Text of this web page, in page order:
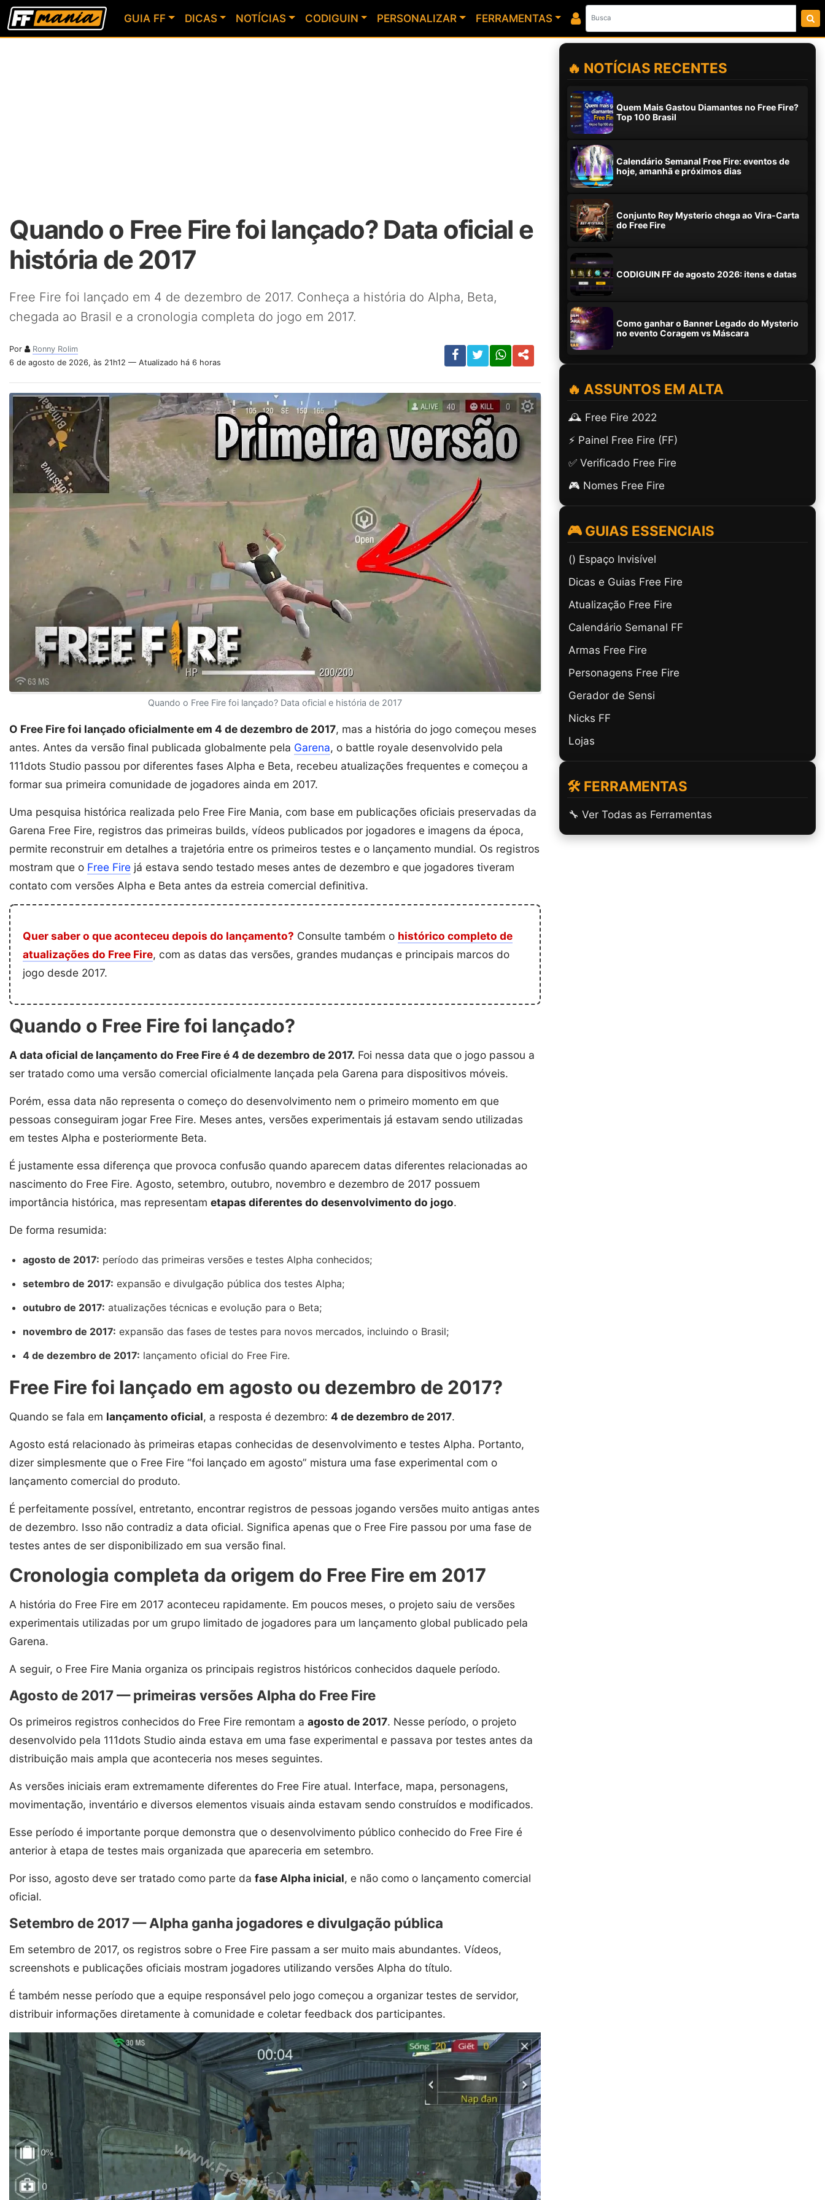
GUIA FF DICAS NOTÍCIAS CODIGUIN PERSONALIZAR FERRAMENTAS
Quando o Free Fire foi lançado? Data oficial e
história de 2017
Free Fire foi lançado em 4 de dezembro de 2017. Conheça a história do Alpha, Beta,
chegada ao Brasil e a cronologia completa do jogo em 2017.
Por
Ronny Rolim
6 de agosto de 2026, às 21h12 — Atualizado há 6 horas
Quando o Free Fire foi lançado? Data oficial e história de 2017
O Free Fire foi lançado oficialmente em 4 de dezembro de 2017, mas a história do jogo começou meses
antes. Antes da versão final publicada globalmente pela Garena, o battle royale desenvolvido pela
111dots Studio passou por diferentes fases Alpha e Beta, recebeu atualizações frequentes e começou a
formar sua primeira comunidade de jogadores ainda em 2017.
Uma pesquisa histórica realizada pelo Free Fire Mania, com base em publicações oficiais preservadas da
Garena Free Fire, registros das primeiras builds, vídeos publicados por jogadores e imagens da época,
permite reconstruir em detalhes a trajetória entre os primeiros testes e o lançamento mundial. Os registros
mostram que o Free Fire já estava sendo testado meses antes de dezembro e que jogadores tiveram
contato com versões Alpha e Beta antes da estreia comercial definitiva.
Quer saber o que aconteceu depois do lançamento? Consulte também o histórico completo de
atualizações do Free Fire, com as datas das versões, grandes mudanças e principais marcos do
jogo desde 2017.
Quando o Free Fire foi lançado?
A data oficial de lançamento do Free Fire é 4 de dezembro de 2017. Foi nessa data que o jogo passou a
ser tratado como uma versão comercial oficialmente lançada pela Garena para dispositivos móveis.
Porém, essa data não representa o começo do desenvolvimento nem o primeiro momento em que
pessoas conseguiram jogar Free Fire. Meses antes, versões experimentais já estavam sendo utilizadas
em testes Alpha e posteriormente Beta.
É justamente essa diferença que provoca confusão quando aparecem datas diferentes relacionadas ao
nascimento do Free Fire. Agosto, setembro, outubro, novembro e dezembro de 2017 possuem
importância histórica, mas representam etapas diferentes do desenvolvimento do jogo.
De forma resumida:
agosto de 2017: período das primeiras versões e testes Alpha conhecidos;
setembro de 2017: expansão e divulgação pública dos testes Alpha;
outubro de 2017: atualizações técnicas e evolução para o Beta;
novembro de 2017: expansão das fases de testes para novos mercados, incluindo o Brasil;
4 de dezembro de 2017: lançamento oficial do Free Fire.
Free Fire foi lançado em agosto ou dezembro de 2017?
Quando se fala em lançamento oficial, a resposta é dezembro: 4 de dezembro de 2017.
Agosto está relacionado às primeiras etapas conhecidas de desenvolvimento e testes Alpha. Portanto,
dizer simplesmente que o Free Fire “foi lançado em agosto” mistura uma fase experimental com o
lançamento comercial do produto.
É perfeitamente possível, entretanto, encontrar registros de pessoas jogando versões muito antigas antes
de dezembro. Isso não contradiz a data oficial. Significa apenas que o Free Fire passou por uma fase de
testes antes de ser disponibilizado em sua versão final.
Cronologia completa da origem do Free Fire em 2017
A história do Free Fire em 2017 aconteceu rapidamente. Em poucos meses, o projeto saiu de versões
experimentais utilizadas por um grupo limitado de jogadores para um lançamento global publicado pela
Garena.
A seguir, o Free Fire Mania organiza os principais registros históricos conhecidos daquele período.
Agosto de 2017 — primeiras versões Alpha do Free Fire
Os primeiros registros conhecidos do Free Fire remontam a agosto de 2017. Nesse período, o projeto
desenvolvido pela 111dots Studio ainda estava em uma fase experimental e passava por testes antes da
distribuição mais ampla que aconteceria nos meses seguintes.
As versões iniciais eram extremamente diferentes do Free Fire atual. Interface, mapa, personagens,
movimentação, inventário e diversos elementos visuais ainda estavam sendo construídos e modificados.
Esse período é importante porque demonstra que o desenvolvimento público conhecido do Free Fire é
anterior à etapa de testes mais organizada que apareceria em setembro.
Por isso, agosto deve ser tratado como parte da fase Alpha inicial, e não como o lançamento comercial
oficial.
Setembro de 2017 — Alpha ganha jogadores e divulgação pública
Em setembro de 2017, os registros sobre o Free Fire passam a ser muito mais abundantes. Vídeos,
screenshots e publicações oficiais mostram jogadores utilizando versões Alpha do título.
É também nesse período que a equipe responsável pelo jogo começou a organizar testes de servidor,
distribuir informações diretamente à comunidade e coletar feedback dos participantes.
🔥 NOTÍCIAS RECENTES
Quem Mais Gastou Diamantes no Free Fire?
Top 100 Brasil
Calendário Semanal Free Fire: eventos de
hoje, amanhã e próximos dias
Conjunto Rey Mysterio chega ao Vira-Carta
do Free Fire
CODIGUIN FF de agosto 2026: itens e datas
Como ganhar o Banner Legado do Mysterio
no evento Coragem vs Máscara
🔥 ASSUNTOS EM ALTA
🕰️ Free Fire 2022
⚡ Painel Free Fire (FF)
✅ Verificado Free Fire
🎮 Nomes Free Fire
🎮 GUIAS ESSENCIAIS
(ㅤ) Espaço Invisível
Dicas e Guias Free Fire
Atualização Free Fire
Calendário Semanal FF
Armas Free Fire
Personagens Free Fire
Gerador de Sensi
Nicks FF
Lojas
🛠️ FERRAMENTAS
🔧 Ver Todas as Ferramentas